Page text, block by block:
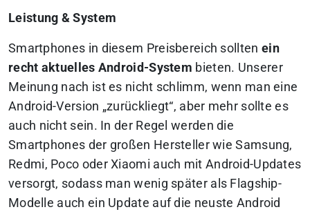
Leistung & System
Smartphones in diesem Preisbereich sollten ein
recht aktuelles Android-System bieten. Unserer
Meinung nach ist es nicht schlimm, wenn man eine
Android-Version „zurückliegt“, aber mehr sollte es
auch nicht sein. In der Regel werden die
Smartphones der großen Hersteller wie Samsung,
Redmi, Poco oder Xiaomi auch mit Android-Updates
versorgt, sodass man wenig später als Flagship-
Modelle auch ein Update auf die neuste Android